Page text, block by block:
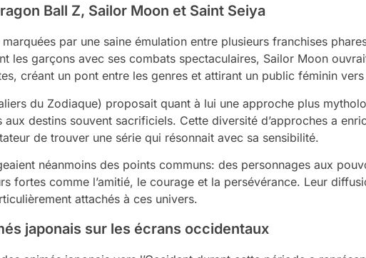
Ball Z, Sailor Moon et Saint Seiya
par une saine émulation entre plusieurs franchises
les garçons avec ses combats spectaculaires, Sailor Moon
créant un pont entre les genres et attirant un public féminin vers
du Zodiaque) proposait quant à lui une approche plus
aux destins souvent sacrificiels. Cette diversité d’approches a
de trouver une série qui résonnait avec sa sensibilité.
néanmoins des points communs: des personnages aux
fortes comme l’amitié, le courage et la persévérance. Leur
attachés à ces univers.
japonais sur les écrans occidentaux